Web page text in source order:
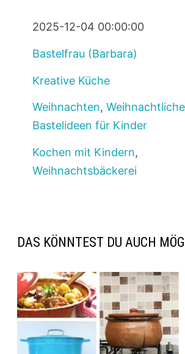
2025-12-04 00:00:00
Bastelfrau (Barbara)
Kreative Küche
Weihnachten, Weihnachtliche
Bastelideen für Kinder
Kochen mit Kindern,
Weihnachtsbäckerei
DAS KÖNNTEST DU AUCH